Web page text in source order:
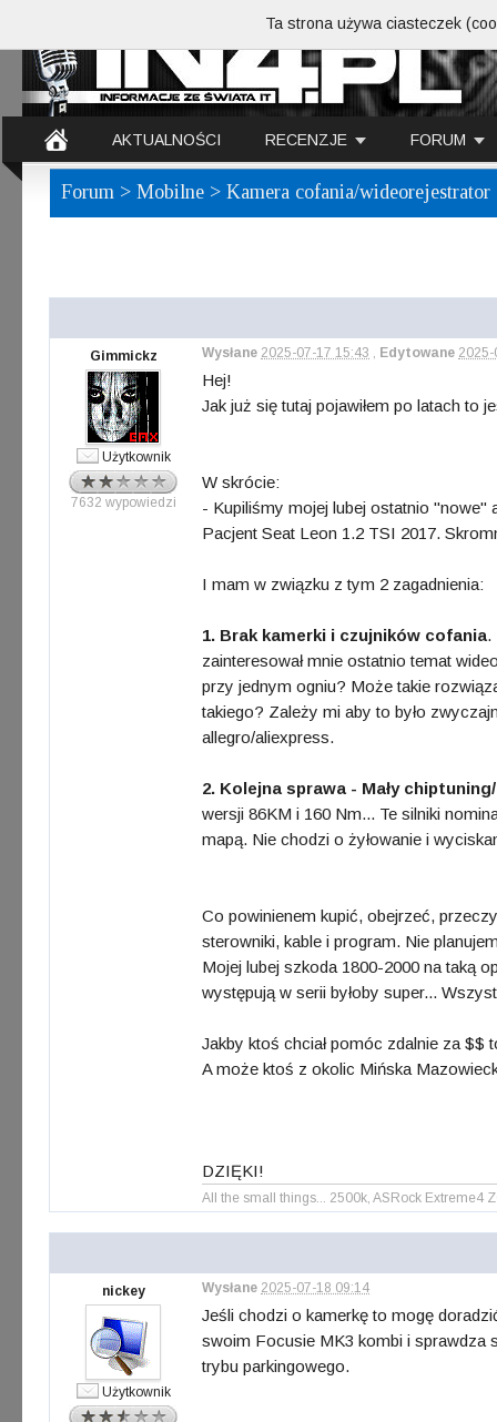
AKTUALNOŚCI RECENZJE FORUM
Forum > Mobilne > Kamera cofania/
Gimmickz
Użytkownik
7632 wypowiedzi
Wysłane 2025-07-17 15:43 , Edytowane
Hej!
Jak już się tutaj pojawiłem po latach
W skrócie:
- Kupiliśmy mojej lubej ostatnio "nowe"
Pacjent Seat Leon 1.2 TSI 2017.
I mam w związku z tym 2 zagadnienia:
1. Brak kamerki i czujników cofania.
zainteresował mnie ostatnio temat
przy jednym ogniu? Może takie
takiego? Zależy mi aby to było
allegro/aliexpress.
2. Kolejna sprawa - Mały
wersji 86KM i 160 Nm... Te silniki
mapą. Nie chodzi o żyłowanie i
Co powinienem kupić, obejrzeć,
sterowniki, kable i program. Nie
Mojej lubej szkoda 1800-2000 na taką
występują w serii byłoby super...
Jakby ktoś chciał pomóc zdalnie za $$
A może ktoś z okolic Mińska
DZIĘKI!
All the small things... 2500k, ASRock Extreme4
nickey
Użytkownik
Wysłane 2025-07-18 09:14
Jeśli chodzi o kamerkę to mogę
swoim Focusie MK3 kombi i sprawdza
trybu parkingowego.
Ta strona używa ciasteczek